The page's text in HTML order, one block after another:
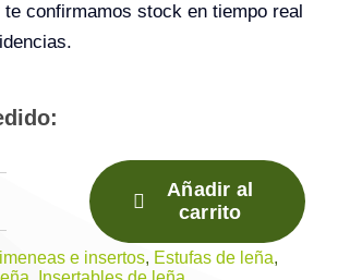
confirmamos stock en tiempo real
Añadir al
carrito
e insertos, Estufas de leña,